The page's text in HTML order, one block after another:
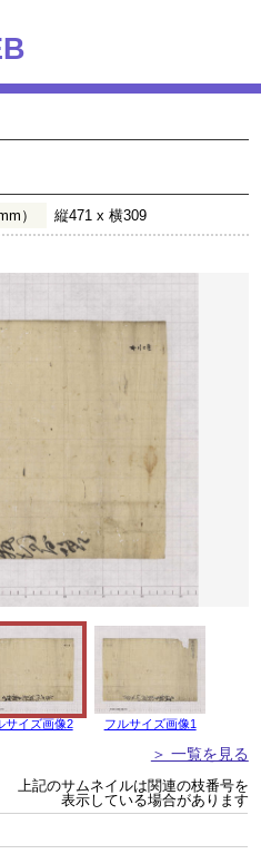
） 縦471 x 横309
サイズ画像2 フルサイズ画像1
＞ 一覧を見る
上記のサムネイルは関連の枝番号を
表示している場合があります